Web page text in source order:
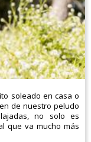
soleado en casa o
de nuestro peludo
no solo es
que va mucho más